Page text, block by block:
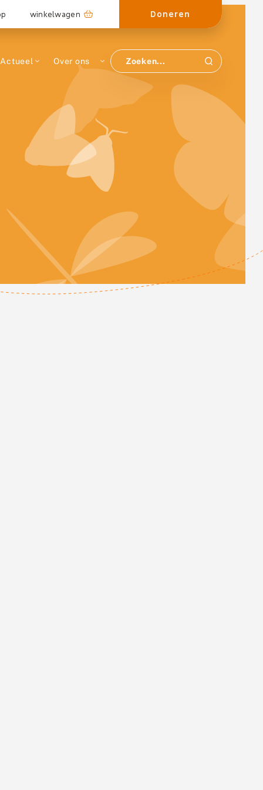
winkelwagen Doneren
Actueel Over ons